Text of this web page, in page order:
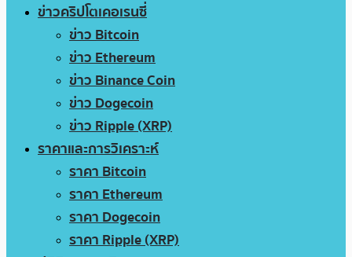
ข่าวคริปโตเคอเรนซี่
ข่าว Bitcoin
ข่าว Ethereum
ข่าว Binance Coin
ข่าว Dogecoin
ข่าว Ripple (XRP)
ราคาและการวิเคราะห์
ราคา Bitcoin
ราคา Ethereum
ราคา Dogecoin
ราคา Ripple (XRP)